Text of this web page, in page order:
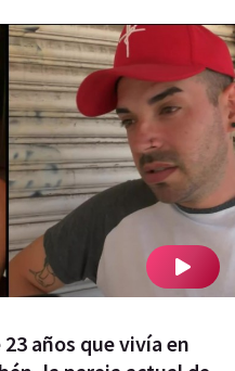
años que vivía en